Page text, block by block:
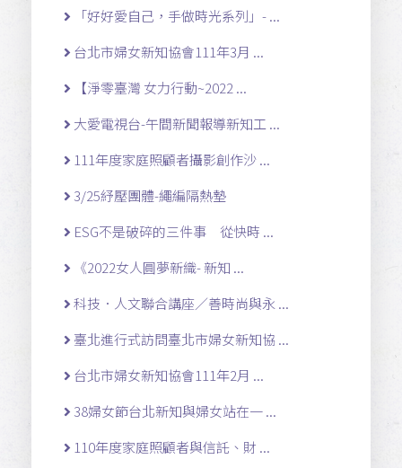
「好好愛自己，手做時光系列」- ...
台北市婦女新知協會111年3月 ...
【淨零臺灣 女力行動~2022 ...
大愛電視台-午間新聞報導新知工 ...
111年度家庭照顧者攝影創作沙 ...
3/25紓壓團體-繩編隔熱墊
ESG不是破碎的三件事 從快時 ...
《2022女人圓夢新織- 新知 ...
科技．人文聯合講座／善時尚與永 ...
臺北進行式訪問臺北市婦女新知協 ...
台北市婦女新知協會111年2月 ...
38婦女節台北新知與婦女站在一 ...
110年度家庭照顧者與信託、財 ...